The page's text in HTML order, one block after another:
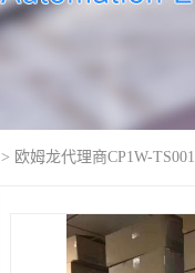
> 欧姆龙代理商CP1W-